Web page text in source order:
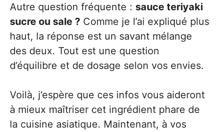
Autre question fréquente : sauce teriyaki
sucre ou sale ? Comme je l’ai expliqué plus
haut, la réponse est un savant mélange
des deux. Tout est une question
d’équilibre et de dosage selon vos envies.
Voilà, j’espère que ces infos vous aideront
à mieux maîtriser cet ingrédient phare de
la cuisine asiatique. Maintenant, à vos